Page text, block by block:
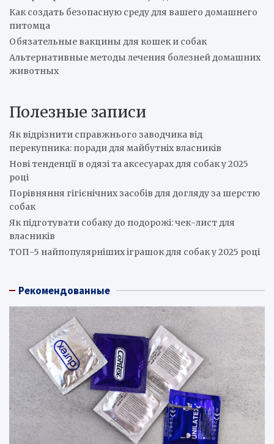
Как создать безопасную среду для вашего домашнего
питомца
Обязательные вакцины для кошек и собак
Альтернативные методы лечения болезней домашних
животных
Полезные записи
Як відрізнити справжнього заводчика від
перекупника: поради для майбутніх власників
Нові тенденції в одязі та аксесуарах для собак у 2025
році
Порівняння гігієнічних засобів для догляду за шерстю
собак
Як підготувати собаку до подорожі: чек-лист для
власників
ТОП-5 найпопулярніших іграшок для собак у 2025 році
Рекомендованные